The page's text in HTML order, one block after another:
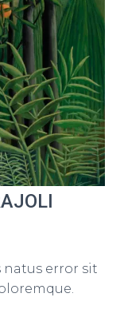
natus error sit